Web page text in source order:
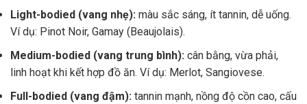
Light-bodied (vang nhẹ): màu sắc sáng, ít tannin, dễ uống.
Ví dụ: Pinot Noir, Gamay (Beaujolais).
Medium-bodied (vang trung bình): cân bằng, vừa phải,
linh hoạt khi kết hợp đồ ăn. Ví dụ: Merlot, Sangiovese.
Full-bodied (vang đậm): tannin mạnh, nồng độ cồn cao, cấu